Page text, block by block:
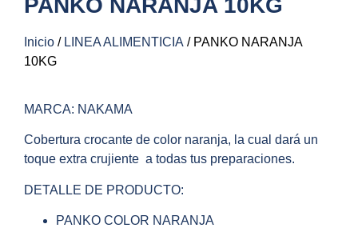
PANKO NARANJA 10KG
Inicio / LINEA ALIMENTICIA / PANKO NARANJA
10KG
MARCA: NAKAMA
Cobertura crocante de color naranja, la cual dará un
toque extra crujiente a todas tus preparaciones.
DETALLE DE PRODUCTO:
PANKO COLOR NARANJA